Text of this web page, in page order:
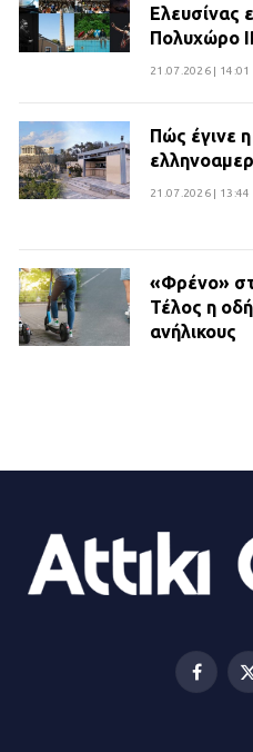
Ελευσίνας
Πολυχώρο
21.07.2026 | 14:01
Πώς έγινε
21.07.2026 | 13:44
«Φρένο»
Τέλος η
ανήλικους
τζαμαρία